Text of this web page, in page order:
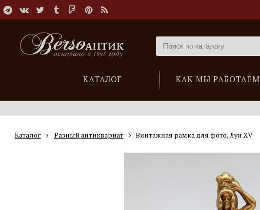
КАТАЛОГ КАК МЫ РАБОТАЕМ
Каталог Разный антиквариат Винтажная рамка для фото, Луи XV